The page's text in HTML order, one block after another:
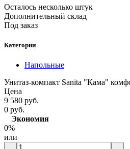
Осталось несколько штук
Дополнительный склад
Под заказ
Категории
Напольные
Унитаз-компакт Sanita "Кама"
Цена
9 580 руб.
0 руб.
Экономия
0%
или